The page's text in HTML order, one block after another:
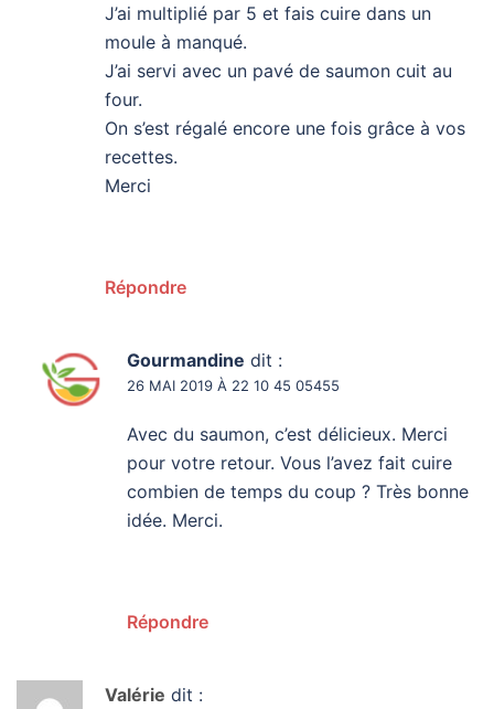
J’ai multiplié par 5 et fais cuire dans un
moule à manqué.
J’ai servi avec un pavé de saumon cuit au
four.
On s’est régalé encore une fois grâce à vos
recettes.
Merci
Répondre
Gourmandine dit :
26 MAI 2019 À 22 10 45 05455
Avec du saumon, c’est délicieux. Merci
pour votre retour. Vous l’avez fait cuire
combien de temps du coup ? Très bonne
idée. Merci.
Répondre
Valérie dit :